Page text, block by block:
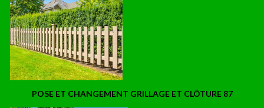
POSE ET CHANGEMENT GRILLAGE ET CLÔTURE 87